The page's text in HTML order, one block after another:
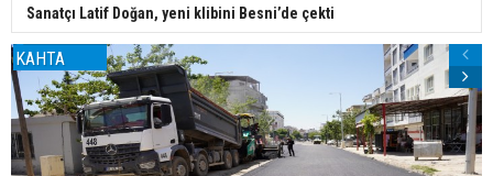
Sanatçı Latif Doğan, yeni klibini Besni’de çekti
KAHTA